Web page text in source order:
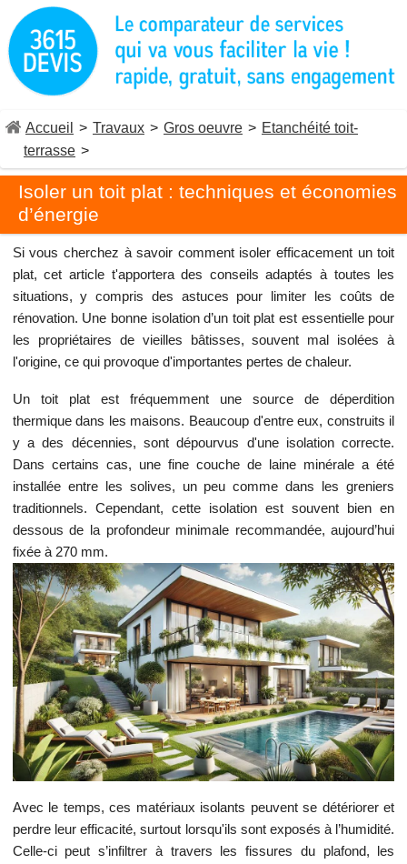
Accueil > Travaux > Gros oeuvre > Etanchéité toit-
terrasse >
Isoler un toit plat : techniques et économies
d’énergie
Si vous cherchez à savoir comment isoler efficacement un toit
plat, cet article t'apportera des conseils adaptés à toutes les
situations, y compris des astuces pour limiter les coûts de
rénovation. Une bonne isolation d’un toit plat est essentielle pour
les propriétaires de vieilles bâtisses, souvent mal isolées à
l'origine, ce qui provoque d'importantes pertes de chaleur.
Un toit plat est fréquemment une source de déperdition
thermique dans les maisons. Beaucoup d'entre eux, construits il
y a des décennies, sont dépourvus d'une isolation correcte.
Dans certains cas, une fine couche de laine minérale a été
installée entre les solives, un peu comme dans les greniers
traditionnels. Cependant, cette isolation est souvent bien en
dessous de la profondeur minimale recommandée, aujourd’hui
fixée à 270 mm.
Avec le temps, ces matériaux isolants peuvent se détériorer et
perdre leur efficacité, surtout lorsqu'ils sont exposés à l’humidité.
Celle-ci peut s’infiltrer à travers les fissures du plafond, les